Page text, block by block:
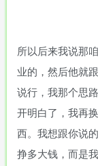
所以后来我说那
业的，然后他就
说行，我那个思
开明白了，我再
西。我想跟你说
挣多大钱，而是